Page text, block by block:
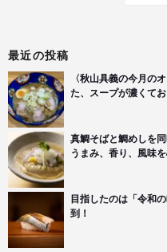
最近の投稿
〈秋山具義の今月の
た、スープが濃くて
真鯛そばと鯛めしを
うまみ、香り、風味
目指したのは「令和
到！